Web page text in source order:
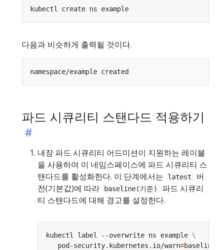
다음과 비슷하게 출력될 것이다.
파드 시큐리티 스탠다드 적용하기
내장 파드 시큐리티 어드미션이 지원하는 레이블
을 사용하여 이 네임스페이스에 파드 시큐리티 스
탠다드를 활성화한다. 이 단계에서는
latest
버
전(기본값)에 따라
baseline(기준)
파드 시큐리
티 스탠다드에 대해 경고를 설정한다.
kubectl label --overwrite ns example
   pod-security.kubernetes.io/warn
=baseline